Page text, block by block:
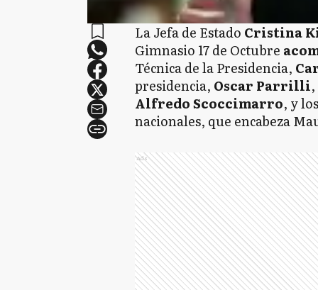
La Jefa de Estado Cristina
Gimnasio 17 de Octubre
Técnica de la Presidencia,
presidencia, Oscar Parrilli
Alfredo Scoccimarro, y
nacionales, que encabeza
Ads